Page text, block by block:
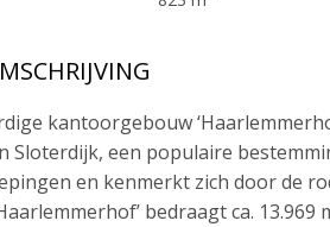
kantoorgebouw
Sloterdijk, een populaire
en kenmerkt zich door de
bedraagt ca. 13.969